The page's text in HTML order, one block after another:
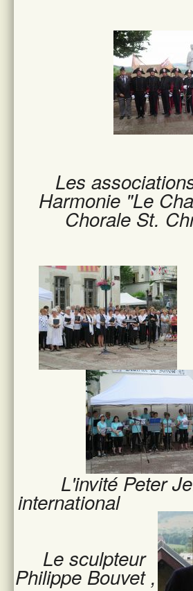
Les
Harmonie "Le
Chorale St.
L'invité Peter
international
Le sculpteur
Philippe Bouvet ,